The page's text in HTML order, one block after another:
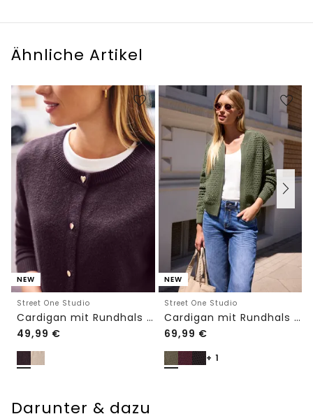
Ähnliche Artikel
NEW
Street One Studio
Cardigan mit Rundhals und Knöpfen
49,99 €
NEW
Street One Studio
Cardigan mit Rundhals und Zipper
69,99 €
+ 1
Darunter & dazu